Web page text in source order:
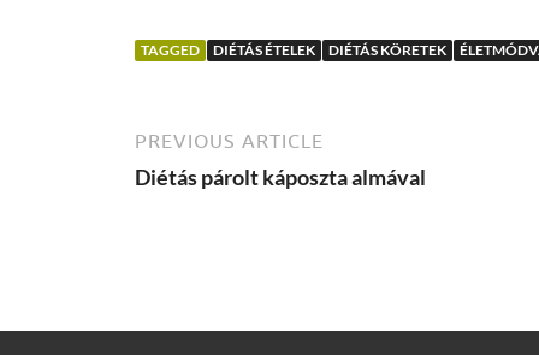
TAGGED DIÉTÁS ÉTELEK DIÉTÁS KÖRETEK
PREVIOUS ARTICLE
Diétás párolt káposzta almával